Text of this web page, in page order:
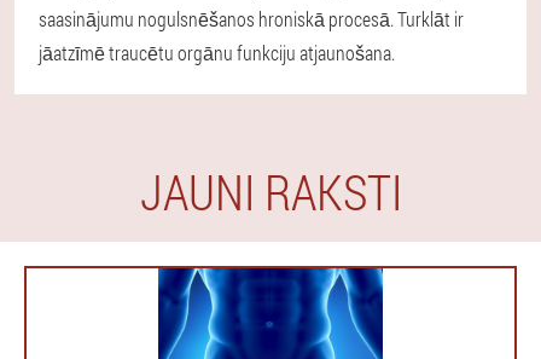
saasinājumu nogulsnēšanos hroniskā procesā. Turklāt ir
jāatzīmē traucētu orgānu funkciju atjaunošana.
JAUNI RAKSTI